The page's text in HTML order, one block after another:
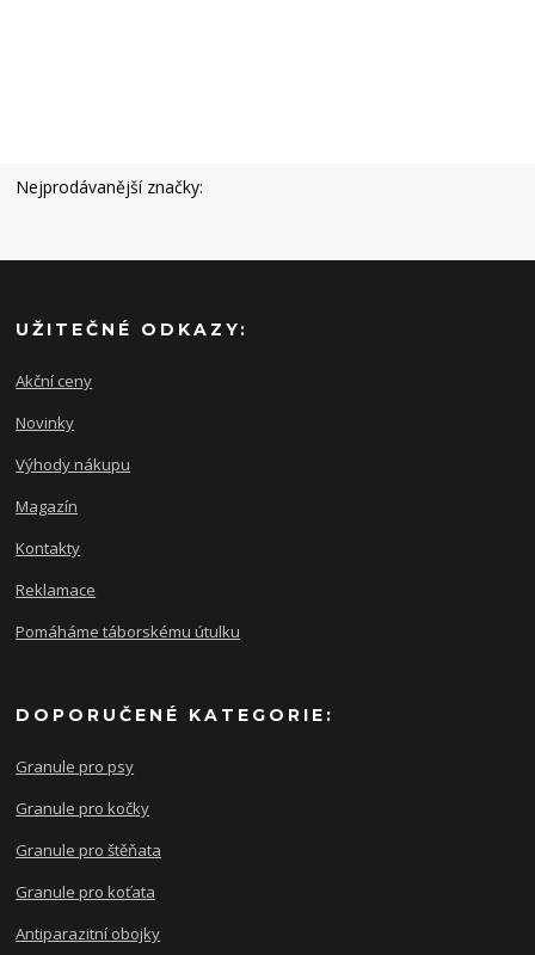
Nejprodávanější značky:
UŽITEČNÉ ODKAZY:
Akční ceny
Novinky
Výhody nákupu
Magazín
Kontakty
Reklamace
Pomáháme táborskému útulku
DOPORUČENÉ KATEGORIE:
Granule pro psy
Granule pro kočky
Granule pro štěňata
Granule pro koťata
Antiparazitní obojky